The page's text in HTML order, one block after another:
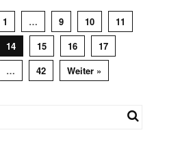
1 … 9 10
11
14 15 16
17
… 42 Weiter »